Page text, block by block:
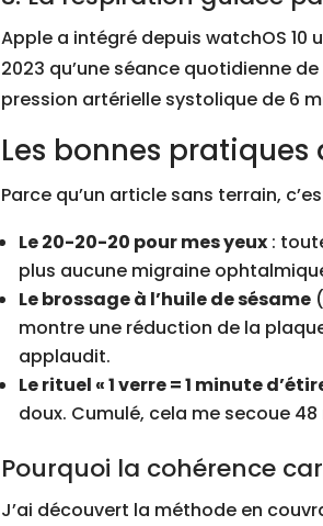
Apple a intégré depuis watchOS
2023 qu’une séance quotidienne
pression artérielle systolique de 6
Les bonnes
Parce qu’un article sans terrain,
Le 20-20-20 pour mes yeux :
plus aucune migraine
Le brossage à l’huile de sésame
montre une réduction de la
applaudit.
Le rituel « 1 verre = 1 minute
doux. Cumulé, cela me secoue
Pourquoi la cohérence
J’ai découvert la méthode en